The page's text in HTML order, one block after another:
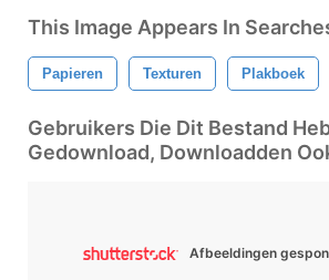
This Image Appears In
Papieren Texturen Plakboek
Gebruikers Die Dit Bestand
Gedownload, Downloadden
Afbeeldingen